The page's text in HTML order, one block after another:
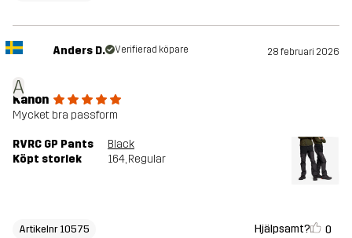
A
Anders D. Verifierad köpare 28 februari 2026
Kanon
Mycket bra passform
RVRC GP Pants
Black
Köpt storlek
164, Regular
Artikelnr 10575 Hjälpsamt? 0